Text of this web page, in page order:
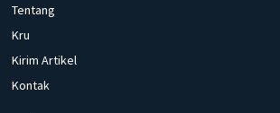
Tentang
Kru
Kirim Artikel
Kontak